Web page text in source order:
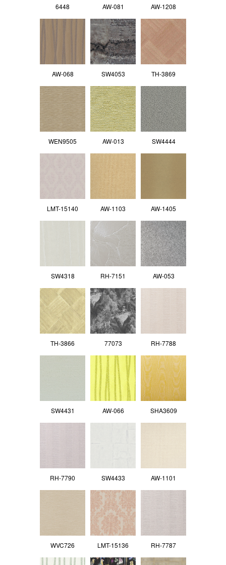
6448 AW-081 AW-1208
AW-068 SW4053 TH-3869
WEN9505 AW-013 SW4444
LMT-15140 AW-1103 AW-1405
SW4318 RH-7151 AW-053
TH-3866 77073 RH-7788
SW4431 AW-066 SHA3609
RH-7790 SW4433 AW-1101
WVC726 LMT-15136 RH-7787